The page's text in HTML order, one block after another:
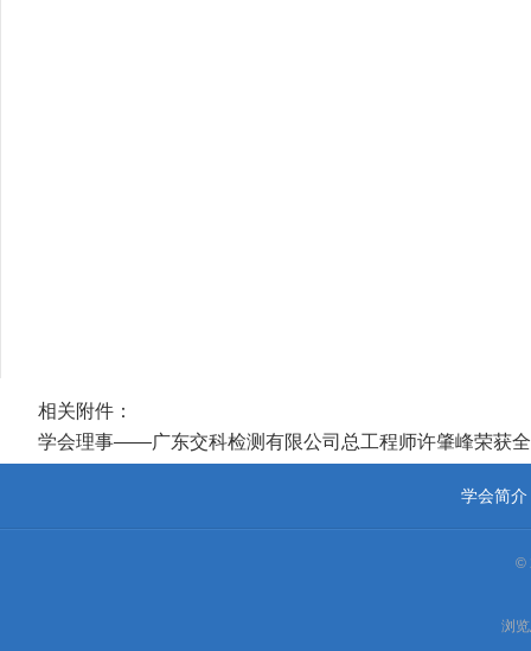
相关附件：
学会理事——广东交科检测有限公司总工程师许肇峰荣获
学会简介
©
浏